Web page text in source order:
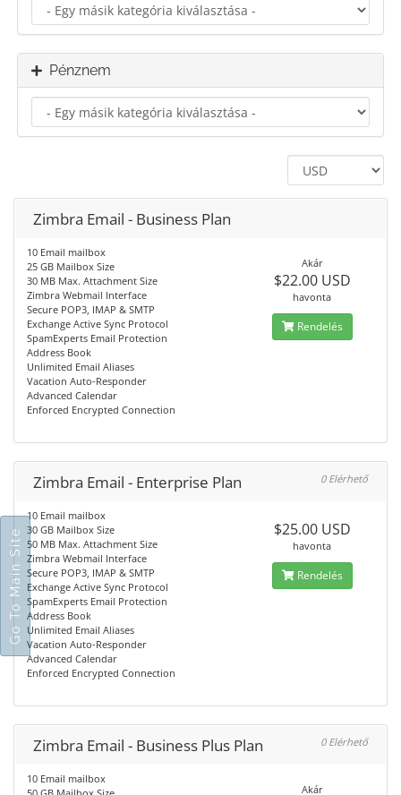
Pénznem
Zimbra Email - Business Plan
10 Email mailbox
25 GB Mailbox Size
30 MB Max. Attachment Size
Zimbra Webmail Interface
Secure POP3, IMAP & SMTP
Exchange Active Sync Protocol
SpamExperts Email Protection
Address Book
Unlimited Email Aliases
Vacation Auto-Responder
Advanced Calendar
Enforced Encrypted Connection
Akár
$22.00 USD
havonta
Rendelés
Zimbra Email - Enterprise Plan 0 Elérhető
10 Email mailbox
30 GB Mailbox Size
50 MB Max. Attachment Size
Zimbra Webmail Interface
Secure POP3, IMAP & SMTP
Exchange Active Sync Protocol
SpamExperts Email Protection
Address Book
Unlimited Email Aliases
Vacation Auto-Responder
Advanced Calendar
Enforced Encrypted Connection
$25.00 USD
havonta
Rendelés
Zimbra Email - Business Plus Plan 0 Elérhető
10 Email mailbox
Akár
Go To Main Site